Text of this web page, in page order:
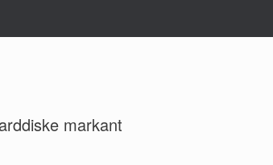
markant